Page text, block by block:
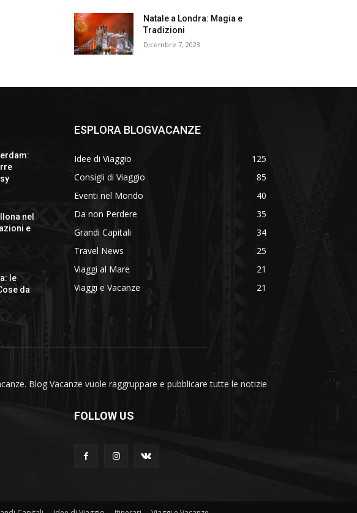
Natale a Londra: Magia e
Tradizioni
Dicembre 7, 2023
nel
e
le
da
ESPLORA BLOGVACANZE
Idee di Viaggio
125
Consigli di Viaggio
85
Eventi nel Mondo
40
Da non Perdere
35
Grandi Capitali
34
Travel News
25
Viaggi al Mare
21
Viaggi e Vacanze
21
Blog Vacanze vuole raggruppare e pubblicare tutte le notizie
FOLLOW US